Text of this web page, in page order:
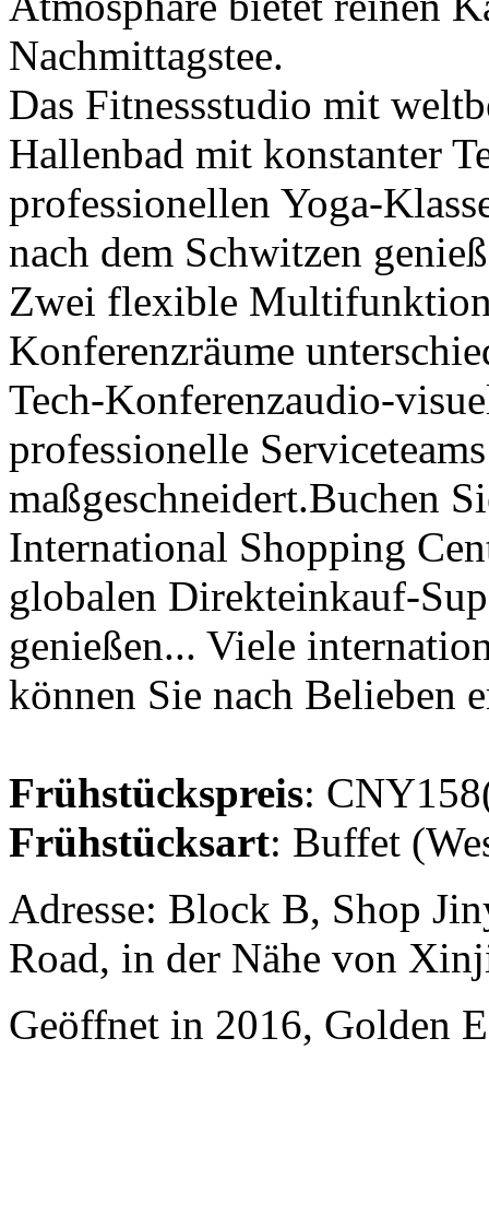
Nachmittagstee.
Das Fitnessstudio mit
Hallenbad mit konstanter
professionellen Yoga-
nach dem Schwitzen
Zwei flexible
Konferenzräume
Tech-Konferenzaudio-
professionelle
maßgeschneidert.Buchen
International Shopping
globalen Direkteinkauf-
genießen... Viele
können Sie nach Belieben
Frühstückspreis:
Frühstücksart: Buffet
Adresse: Block B, Shop
Road, in der Nähe von
Geöffnet in 2016, Golden